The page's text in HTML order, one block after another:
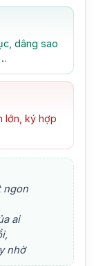
dâng sao
lớn, ký hợp
ngon
ai
nhờ